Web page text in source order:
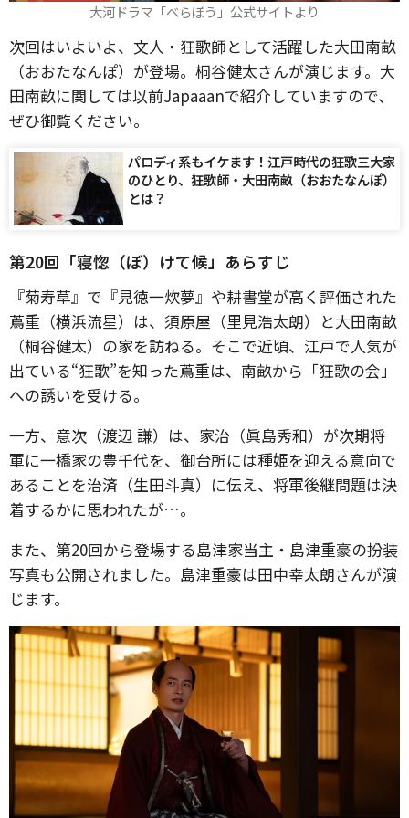
大河ドラマ「べらぼう」公式サイトより
次回はいよいよ、文人・狂歌師として活躍した大田南畝
（おおたなんぽ）が登場。桐谷健太さんが演じます。大
田南畝に関しては以前Japaaanで紹介していますので、
ぜひ御覧ください。
パロディ系もイケます！江戸時代の狂歌三大家
のひとり、狂歌師・大田南畝（おおたなんぽ）
とは？
第20回 「寝惚（ぼ）けて候」 あらすじ
『菊寿草』で『見徳一炊夢』や耕書堂が高く評価された
蔦重（横浜流星）は、須原屋（里見浩太朗）と大田南畝
（桐谷健太）の家を訪ねる。そこで近頃、江戸で人気が
出ている“狂歌”を知った蔦重は、南畝から「狂歌の会」
への誘いを受ける。
一方、意次（渡辺 謙）は、家治（眞島秀和）が次期将
軍に一橋家の豊千代を、御台所には種姫を迎える意向で
あることを治済（生田斗真）に伝え、将軍後継問題は決
着するかに思われたが…。
また、第20回から登場する島津家当主・島津重豪の扮装
写真も公開されました。島津重豪は田中幸太朗さんが演
じます。